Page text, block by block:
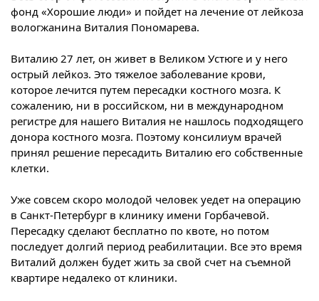
фонд «Хорошие люди» и пойдет на лечение от лейкоза
вологжанина Виталия Пономарева.
Виталию 27 лет, он живет в Великом Устюге и у него
острый лейкоз. Это тяжелое заболевание крови,
которое лечится путем пересадки костного мозга. К
сожалению, ни в российском, ни в международном
регистре для нашего Виталия не нашлось подходящего
донора костного мозга. Поэтому консилиум врачей
принял решение пересадить Виталию его собственные
клетки.
Уже совсем скоро молодой человек уедет на операцию
в Санкт-Петербург в клинику имени Горбачевой.
Пересадку сделают бесплатно по квоте, но потом
последует долгий период реабилитации. Все это время
Виталий должен будет жить за свой счет на съемной
квартире недалеко от клиники.